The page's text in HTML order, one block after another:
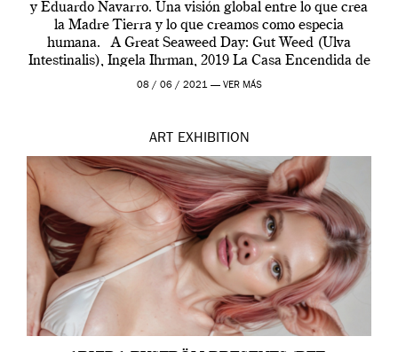
y Eduardo Navarro. Una visión global entre lo que crea
la Madre Tierra y lo que creamos como especia
humana. A Great Seaweed Day: Gut Weed (Ulva
Intestinalis), Ingela Ihrman, 2019 La Casa Encendida de
Madrid y la Wellcome […]
08 / 06 / 2021 — VER MÁS
ART EXHIBITION